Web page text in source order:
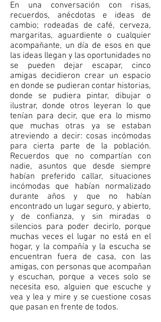
En una conversación con risas,
recuerdos, anécdotas e ideas de
cambio; rodeadas de café, cerveza,
margaritas, aguardiente o cualquier
acompañante, un día de esos en que
las ideas llegan y las oportunidades no
se pueden dejar escapar, cinco
amigas decidieron crear un espacio
en donde se pudieran contar historias,
donde se pudiera pintar, dibujar o
ilustrar, donde otros leyeran lo que
tenían para decir, que era lo mismo
que muchas otras ya se estaban
atreviendo a decir: cosas incómodas
para cierta parte de la población.
Recuerdos que no compartían con
nadie, asuntos que desde siempre
habían preferido callar, situaciones
incómodas que habían normalizado
durante años y que no habían
encontrado un lugar seguro, y abierto,
y de confianza, y sin miradas o
silencios para poder decirlo, porque
muchas veces el lugar no está en el
hogar, y la compañía y la escucha se
encuentran fuera de casa, con las
amigas, con personas que acompañan
y escuchan, porque a veces solo se
necesita eso, alguien que escuche y
vea y lea y mire y se cuestione cosas
que pasan en frente de todos.